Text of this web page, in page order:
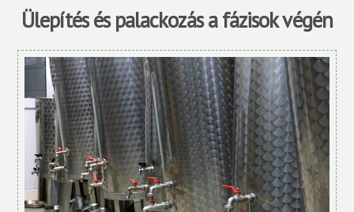
Ülepítés és palackozás a fázisok végén